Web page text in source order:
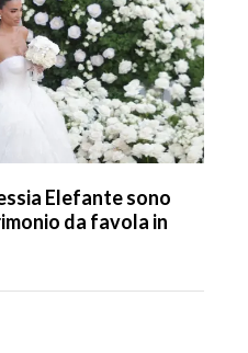
Elefante sono
da favola in